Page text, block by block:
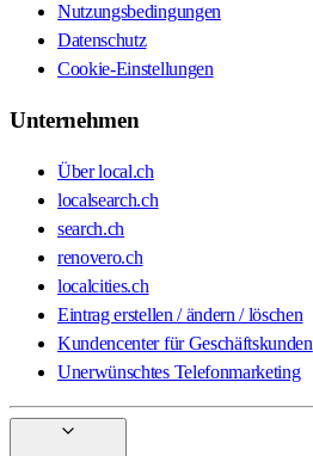
Nutzungsbedingungen
Datenschutz
Cookie-Einstellungen
Unternehmen
Über local.ch
localsearch.ch
search.ch
renovero.ch
localcities.ch
Eintrag erstellen / ändern / löschen
Kundencenter für Geschäftskunden
Unerwünschtes Telefonmarketing